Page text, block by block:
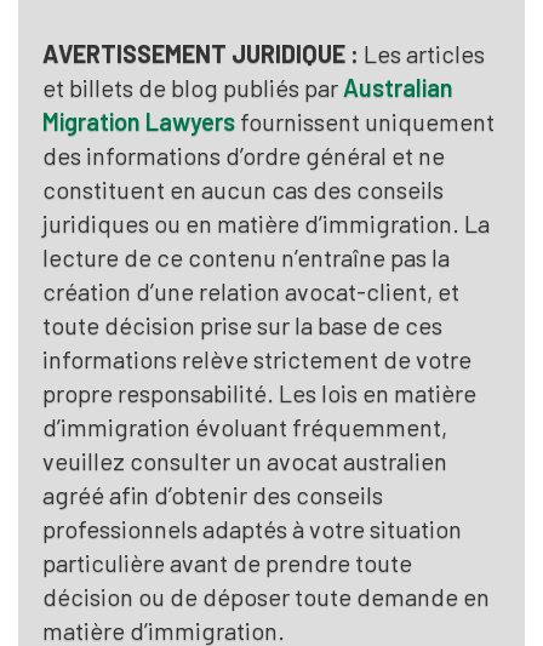
AVERTISSEMENT JURIDIQUE : Les articles
et billets de blog publiés par Australian
Migration Lawyers fournissent uniquement
des informations d’ordre général et ne
constituent en aucun cas des conseils
juridiques ou en matière d’immigration. La
lecture de ce contenu n’entraîne pas la
création d’une relation avocat-client, et
toute décision prise sur la base de ces
informations relève strictement de votre
propre responsabilité. Les lois en matière
d’immigration évoluant fréquemment,
veuillez consulter un avocat australien
agréé afin d’obtenir des conseils
professionnels adaptés à votre situation
particulière avant de prendre toute
décision ou de déposer toute demande en
matière d’immigration.